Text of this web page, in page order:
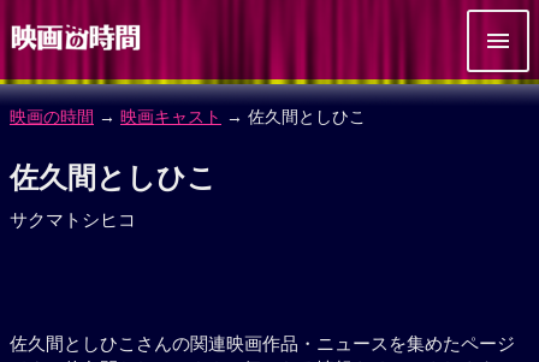
映画の時間 → 映画キャスト → 佐久間としひこ
佐久間としひこ
サクマトシヒコ
佐久間としひこさんの関連映画作品・ニュースを集めたページ